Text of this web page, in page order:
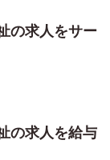
の求人をサー
の求人を給与